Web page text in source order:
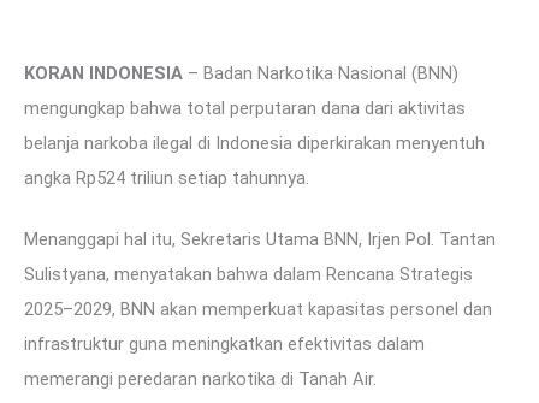
KORAN INDONESIA – Badan Narkotika Nasional (BNN)
mengungkap bahwa total perputaran dana dari aktivitas
belanja narkoba ilegal di Indonesia diperkirakan menyentuh
angka Rp524 triliun setiap tahunnya.
Menanggapi hal itu, Sekretaris Utama BNN, Irjen Pol. Tantan
Sulistyana, menyatakan bahwa dalam Rencana Strategis
2025–2029, BNN akan memperkuat kapasitas personel dan
infrastruktur guna meningkatkan efektivitas dalam
memerangi peredaran narkotika di Tanah Air.